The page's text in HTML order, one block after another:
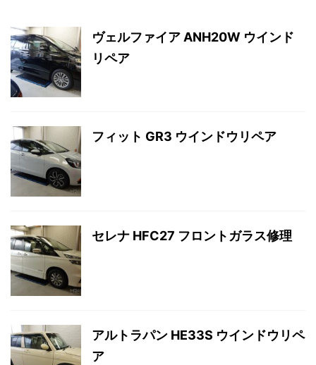
ヴェルファイア ANH20W ウインド
リペア
フィット GR3 ウインドウリペア
セレナ HFC27 フロントガラス修理
アルトラパン HE33S ウインドウリペ
ア